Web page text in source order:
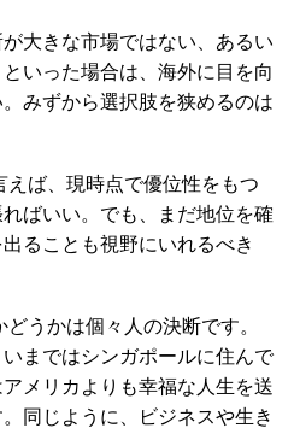
大きな市場ではない、あるい
いった場合は、海外に目を向
みずから選択肢を狭めるのは
えば、現時点で優位性をもつ
ばいい。でも、まだ地位を確
ることも視野にいれるべき
どうかは個々人の決断です。
まではシンガポールに住んで
メリカよりも幸福な人生を送
同じように、ビジネスや生き